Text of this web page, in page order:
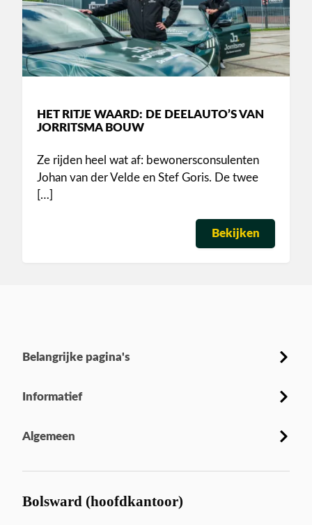
HET RITJE WAARD: DE DEELAUTO’S VAN
JORRITSMA BOUW
Ze rijden heel wat af: bewonersconsulenten
Johan van der Velde en Stef Goris. De twee
[…]
Bekijken
Belangrijke pagina's
Informatief
Algemeen
Bolsward (hoofdkantoor)